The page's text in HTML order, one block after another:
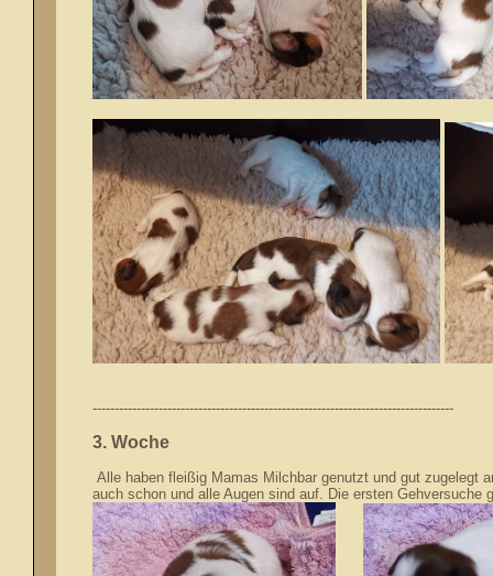
----------------------------------------------------------------------------------
3. Woche
Alle haben fleißig Mamas Milchbar genutzt und gut zugelegt
auch schon und alle Augen sind auf. Die ersten Gehversuche